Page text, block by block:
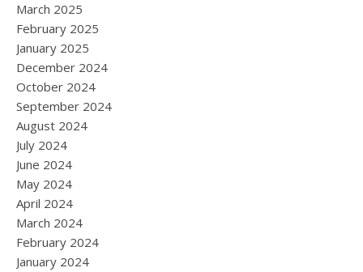
March 2025
February 2025
January 2025
December 2024
October 2024
September 2024
August 2024
July 2024
June 2024
May 2024
April 2024
March 2024
February 2024
January 2024